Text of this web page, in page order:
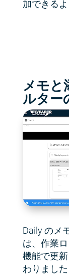
加できる
メモと
ルター
Daily のメ
は、作業
機能で更
わりまし